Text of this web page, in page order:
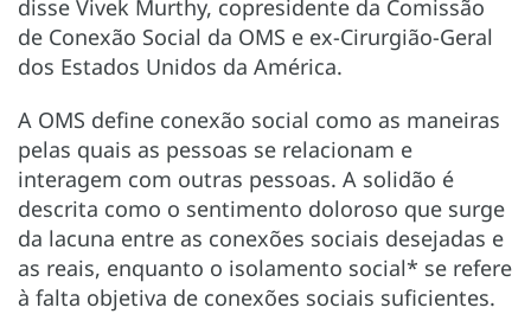
disse Vivek Murthy, copresidente da Comissão
de Conexão Social da OMS e ex-Cirurgião-Geral
dos Estados Unidos da América.
A OMS define conexão social como as maneiras
pelas quais as pessoas se relacionam e
interagem com outras pessoas. A solidão é
descrita como o sentimento doloroso que surge
da lacuna entre as conexões sociais desejadas e
as reais, enquanto o isolamento social* se refere
à falta objetiva de conexões sociais suficientes.